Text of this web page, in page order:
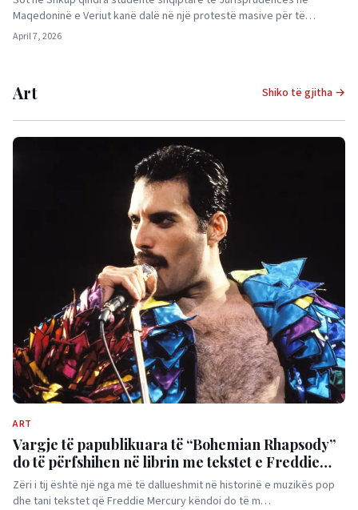
Maqedoninë e Veriut kanë dalë në një protestë masive për të…
April 7, 2026
Art Shiko të gjitha →
ART
Vargje të papublikuara të “Bohemian Rhapsody”
do të përfshihen në librin me tekstet e Freddie
Mercury-t
Zëri i tij është një nga më të dallueshmit në historinë e muzikës pop
dhe tani tekstet që Freddie Mercury këndoi do të m…